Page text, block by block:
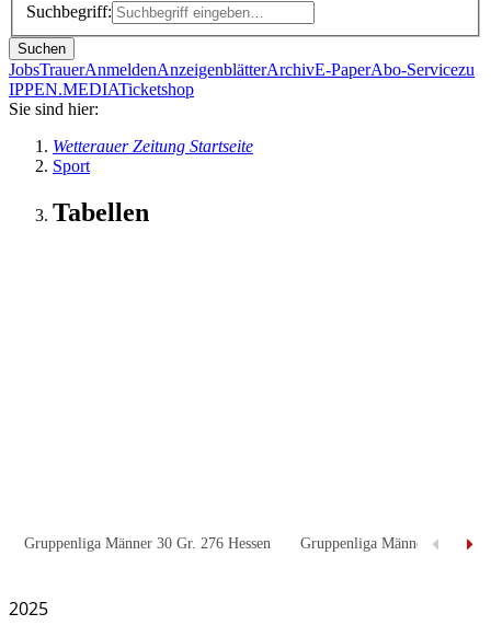
Suchbegriff:
Suchen
JobsTrauerAnmeldenAnzeigenblätterArchivE-PaperAbo-Servicezu
IPPEN.MEDIATicketshop
Sie sind hier:
Wetterauer Zeitung Startseite
Sport
Tabellen
Gruppenliga Männer 30 Gr. 276 Hessen Gruppenliga Männer 30 Gr.
2025